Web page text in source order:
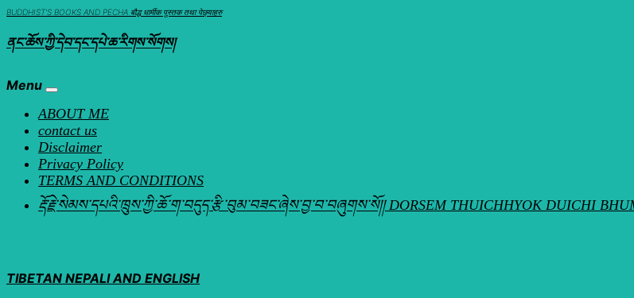
Skip
content
BUDDHIST'S BOOKS AND PECHA बौद्ध धार्मीक पुस्तक तथा पेछ्याहरु
ནང་ཆོས་ཀྱི་དེབ་དང་དཔེ་ཆ་རིགས་སོགས།
Menu
ABOUT ME
contact us
Disclaimer
Privacy Policy
TERMS AND CONDITIONS
རྡོ་རྗེ་སེམས་དཔའི་ཁྲུས་ཀྱི་ཆོ་ག་བདུད་རྩི་བུམ་བཟང་ཞེས་བྱ་བ་བཞུགས་སོ།། DORSEM THUICHHYOK DUICHI
TIBETAN NEPALI AND ENGLISH